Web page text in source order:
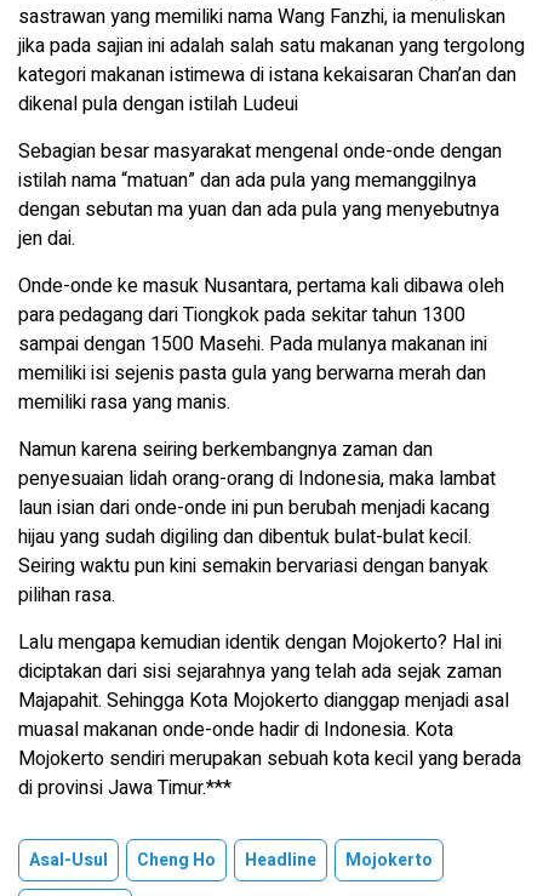
sastrawan yang memiliki nama Wang Fanzhi, ia menuliskan
jika pada sajian ini adalah salah satu makanan yang tergolong
kategori makanan istimewa di istana kekaisaran Chan’an dan
dikenal pula dengan istilah Ludeui
Sebagian besar masyarakat mengenal onde-onde dengan
istilah nama “matuan” dan ada pula yang memanggilnya
dengan sebutan ma yuan dan ada pula yang menyebutnya
jen dai.
Onde-onde ke masuk Nusantara, pertama kali dibawa oleh
para pedagang dari Tiongkok pada sekitar tahun 1300
sampai dengan 1500 Masehi. Pada mulanya makanan ini
memiliki isi sejenis pasta gula yang berwarna merah dan
memiliki rasa yang manis.
Namun karena seiring berkembangnya zaman dan
penyesuaian lidah orang-orang di Indonesia, maka lambat
laun isian dari onde-onde ini pun berubah menjadi kacang
hijau yang sudah digiling dan dibentuk bulat-bulat kecil.
Seiring waktu pun kini semakin bervariasi dengan banyak
pilihan rasa.
Lalu mengapa kemudian identik dengan Mojokerto? Hal ini
diciptakan dari sisi sejarahnya yang telah ada sejak zaman
Majapahit. Sehingga Kota Mojokerto dianggap menjadi asal
muasal makanan onde-onde hadir di Indonesia. Kota
Mojokerto sendiri merupakan sebuah kota kecil yang berada
di provinsi Jawa Timur.***
Asal-Usul Cheng Ho Headline Mojokerto